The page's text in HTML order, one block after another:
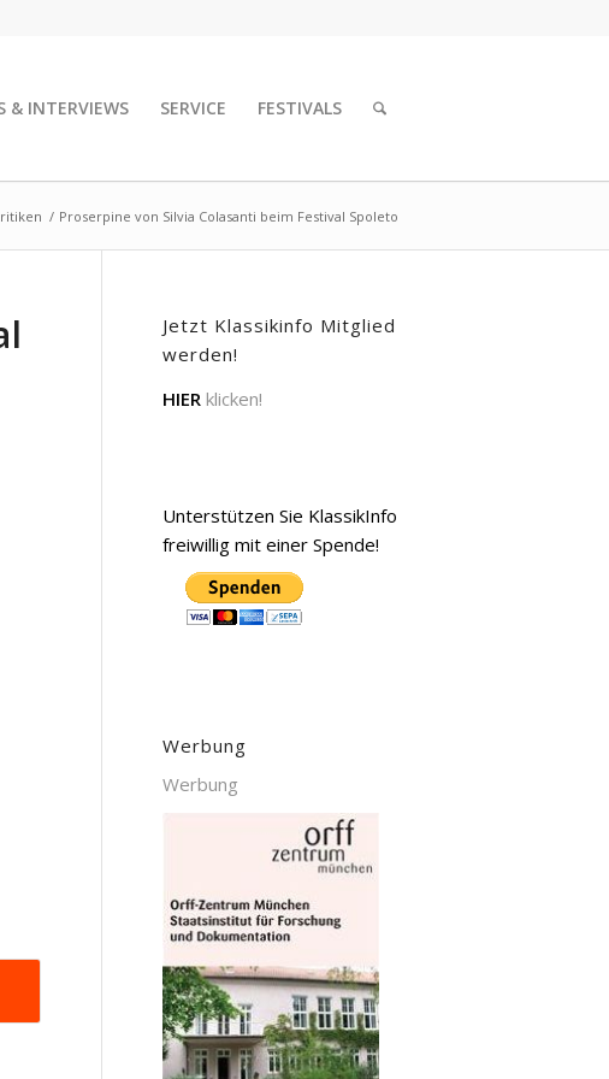
& INTERVIEWS SERVICE FESTIVALS
/ Proserpine von Silvia Colasanti beim Festival Spoleto
Jetzt Klassikinfo Mitglied
werden!
HIER klicken!
Unterstützen Sie KlassikInfo
freiwillig mit einer Spende!
Werbung
Werbung